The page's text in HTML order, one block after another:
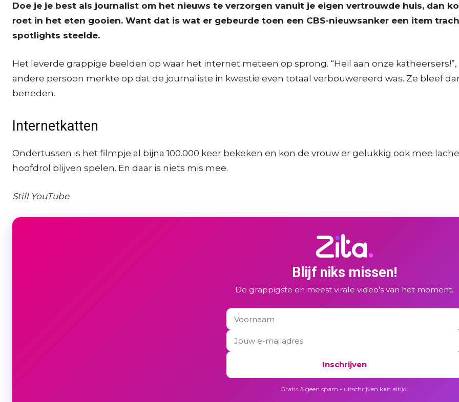
Doe je je best als journalist om het nieuws te verzorgen vanuit je eigen vertrouwde huis, dan
roet in het eten gooien. Want dat is wat er gebeurde toen een CBS-nieuwsanker een item
spotlights steelde.
Het leverde grappige beelden op waar het internet meteen op sprong. “Heil aan onze
andere persoon merkte op dat de journaliste in kwestie even totaal verbouwereerd was. Ze bleef
beneden.
Internetkatten
Ondertussen is het filmpje al bijna 100.000 keer bekeken en kon de vrouw er gelukkig ook mee
hoofdrol blijven spelen. En daar is niets mis mee.
Still YouTube
Blijf niks missen!
De grappigste en meest virale video’s van het moment.
Inschrijven
Gratis & geen spam - uitschrijven kan altijd.